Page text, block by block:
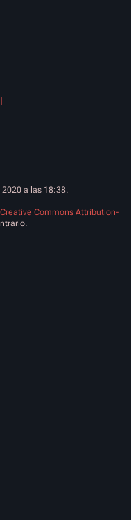
a las 18:38.
Creative Commons Attribution-